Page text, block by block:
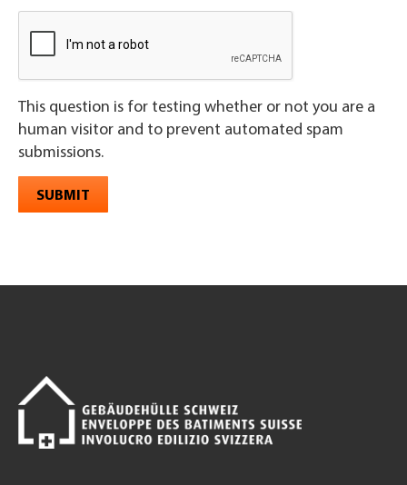
This question is for testing whether or not you are a
human visitor and to prevent automated spam
submissions.
SUBMIT